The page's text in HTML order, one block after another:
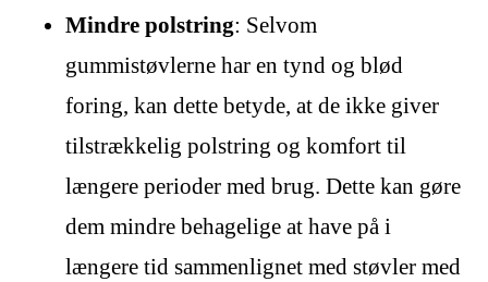
Mindre polstring: Selvom
gummistøvlerne har en tynd og blød
foring, kan dette betyde, at de ikke giver
tilstrækkelig polstring og komfort til
længere perioder med brug. Dette kan gøre
dem mindre behagelige at have på i
længere tid sammenlignet med støvler med